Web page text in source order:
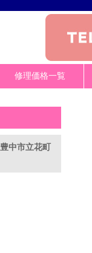
修理価格一覧
中市立花町